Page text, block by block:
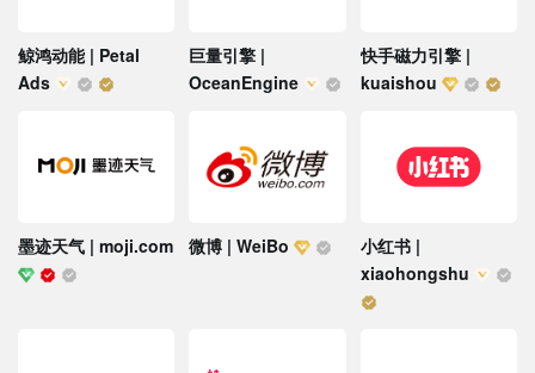
鲸鸿动能 | Petal
Ads
巨量引擎 |
OceanEngine
快手磁力引擎 |
kuaishou
墨迹天气 | moji.com 微博 | WeiBo
小红书 |
xiaohongshu